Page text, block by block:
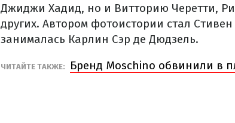
Джиджи Хадид, но и Витторию Черетти,
других. Автором фотоистории стал
занималась Карлин Сэр де Дюдзель.
ЧИТАЙТЕ ТАКЖЕ: Бренд Moschino обвинили в